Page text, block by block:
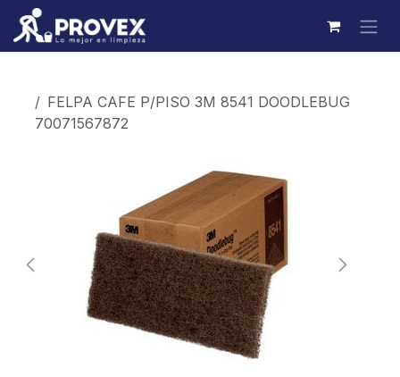
Ir al contenido
FELPA CAFE P/PISO 3M 8541 DOODLEBUG
70071567872